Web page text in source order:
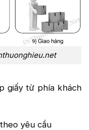
giấy từ phía khách
yêu cầu